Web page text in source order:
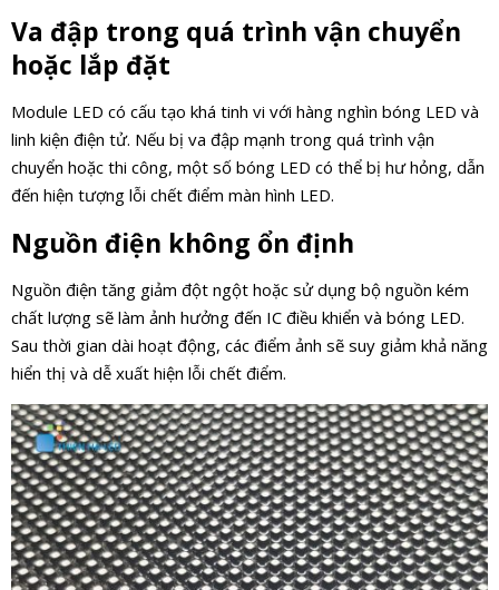
Va đập trong quá trình vận chuyển
hoặc lắp đặt
Module LED có cấu tạo khá tinh vi với hàng nghìn bóng LED và
linh kiện điện tử. Nếu bị va đập mạnh trong quá trình vận
chuyển hoặc thi công, một số bóng LED có thể bị hư hỏng, dẫn
đến hiện tượng lỗi chết điểm màn hình LED.
Nguồn điện không ổn định
Nguồn điện tăng giảm đột ngột hoặc sử dụng bộ nguồn kém
chất lượng sẽ làm ảnh hưởng đến IC điều khiển và bóng LED.
Sau thời gian dài hoạt động, các điểm ảnh sẽ suy giảm khả năng
hiển thị và dễ xuất hiện lỗi chết điểm.